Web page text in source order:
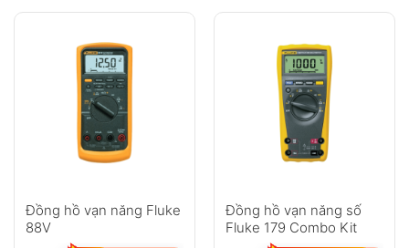
Đồng hồ vạn năng Fluke
88V
Đồng hồ vạn năng số
Fluke 179 Combo Kit